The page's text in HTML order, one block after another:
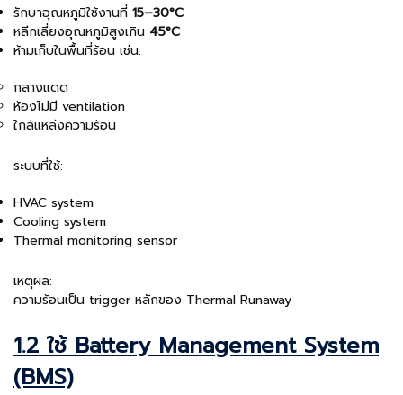
รักษาอุณหภูมิใช้งานที่ 15–30°C
หลีกเลี่ยงอุณหภูมิสูงเกิน 45°C
ห้ามเก็บในพื้นที่ร้อน เช่น:
กลางแดด
ห้องไม่มี ventilation
ใกล้แหล่งความร้อน
ระบบที่ใช้:
HVAC system
Cooling system
Thermal monitoring sensor
เหตุผล:
ความร้อนเป็น trigger หลักของ Thermal Runaway
1.2 ใช้ Battery Management System
(BMS)